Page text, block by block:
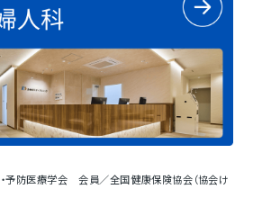
予防医療学会 会員／全国健康保険協会（協会け